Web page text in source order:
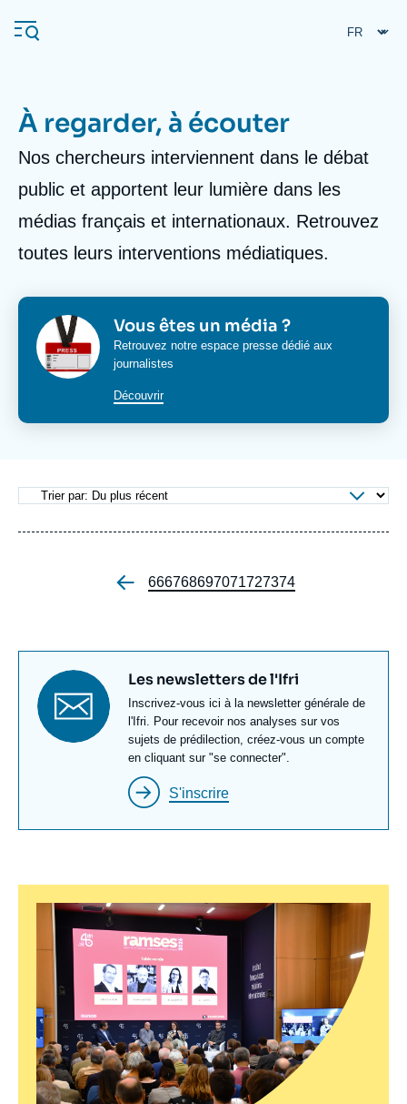
au
contenu
Navigation
L'Ifri
Analyses
Événements
L'Ifri en bref Proche-Orient
Body
À regarder, à écouter
Nos chercheurs interviennent dans le débat
public et apportent leur lumière dans les
médias français et internationaux. Retrouvez
toutes leurs interventions médiatiques.
Image
bloc
media
Image
Titre
bloc
media
Vous êtes un média ?
Corps
media
Retrouvez notre espace presse dédié aux
journalistes
Découvrir
Pagination
Page
66Page
67Page
68Page
69Page
70Page
71Page
72Page
73Page
74
Titre
newsletter
Les newsletters de l'Ifri
Texte
Newsletter
Inscrivez-vous ici à la newsletter générale de
l'Ifri. Pour recevoir nos analyses sur vos
sujets de prédilection, créez-vous un compte
en cliquant sur "se connecter".
S'inscrire